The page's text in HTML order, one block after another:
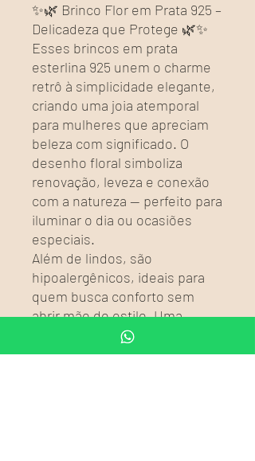
✨🌿 Brinco Flor em Prata 925 –
Delicadeza que Protege 🌿✨
Esses brincos em prata
esterlina 925 unem o charme
retrô à simplicidade elegante,
criando uma joia atemporal
para mulheres que apreciam
beleza com significado. O
desenho floral simboliza
renovação, leveza e conexão
com a natureza — perfeito para
iluminar o dia ou ocasiões
especiais.
Além de lindos, são
hipoalergênicos, ideais para
quem busca conforto sem
abrir mão do estilo. Uma
escolha delicada para festas,
momentos especiais e